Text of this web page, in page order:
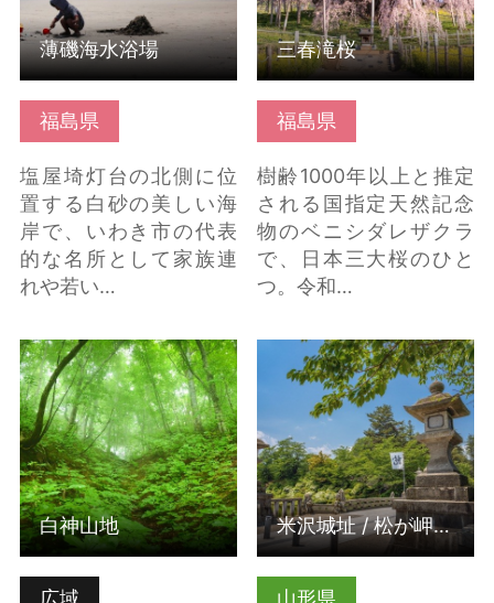
福島県
塩屋埼灯台の北側に位
置する白砂の美しい海
岸で、いわき市の代表
的な名所として家族連
れや若い…
薄磯海水浴場
福島県
樹齢1000年以上と推定
される国指定天然記念
物のベニシダレザクラ
で、日本三大桜のひと
つ。令和…
三春滝桜
広域
白神山地 の詳細はこち
ら
白神山地
山形県
米沢城址 / 松が岬公園
の詳細はこちら
米沢城址 / 松が岬公園